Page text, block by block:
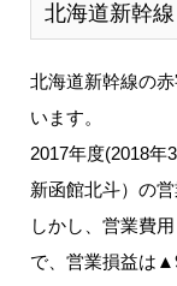
北海道新幹線
北海道新幹線の
います。
2017年度(2018年
新函館北斗）の
しかし、営業費
で、営業損益は